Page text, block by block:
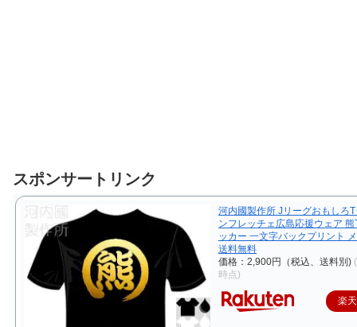
スポンサートリンク
河内國製作所 Jリーグおもしろ
ンフレッチェ広島応援ウェア
ッカー 一文字バックプリント
送料無料
価格：2,900円（税込、送料別)
時点)
楽